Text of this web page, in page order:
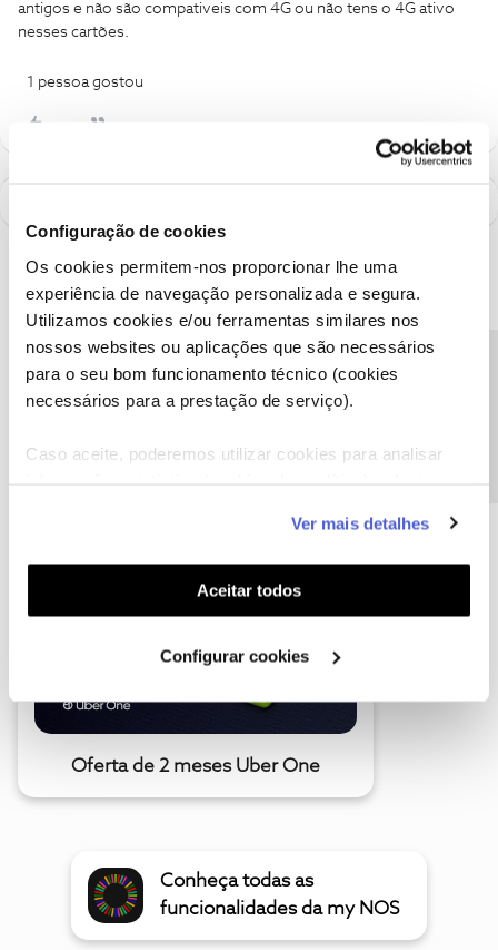
Configuração de cookies
Os cookies permitem-nos proporcionar lhe uma
experiência de navegação personalizada e segura.
Utilizamos cookies e/ou ferramentas similares nos
nossos websites ou aplicações que são necessários
para o seu bom funcionamento técnico (cookies
necessários para a prestação de serviço).
Caso aceite, poderemos utilizar cookies para analisar
funcionalidades (cookies de personalização e
funcionalidade) e adaptar anúncios aos seus interesses
(cookies de publicidade personalizada). Pode gerir a
utilização dos cookies clicando em "Configurar
Ver mais detalhes
Aceitar todos
Configurar cookies
antigos e não são compativeis com 4G ou não tens o 4G ativo
nesses cartões.
1 pessoa gostou
Oferta de 2 meses Uber One
Conheça todas as
funcionalidades da my NOS